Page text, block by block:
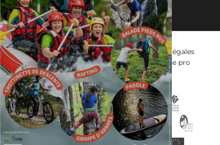
04 74 87 52 00
Accessibilité : non-conforme
Mentions légales
Plan du site
CGV Brochures
Espace pro
Presse